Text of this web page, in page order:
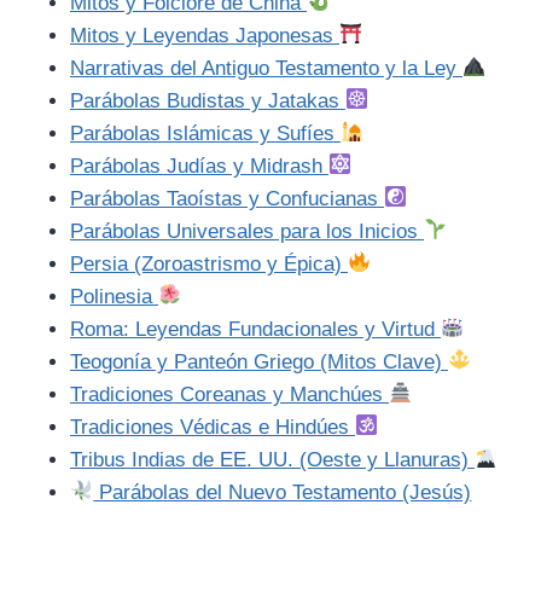
Mitos y Leyendas Japonesas
Narrativas del Antiguo Testamento y la Ley
Parábolas Budistas y Jatakas
Parábolas Islámicas y Sufíes
Parábolas Judías y Midrash
Parábolas Taoístas y Confucianas
Parábolas Universales para los Inicios
Persia (Zoroastrismo y Épica)
Polinesia
Roma: Leyendas Fundacionales y Virtud
Teogonía y Panteón Griego (Mitos Clave)
Tradiciones Coreanas y Manchúes
Tradiciones Védicas e Hindúes
Tribus Indias de EE. UU. (Oeste y Llanuras)
Parábolas del Nuevo Testamento (Jesús)